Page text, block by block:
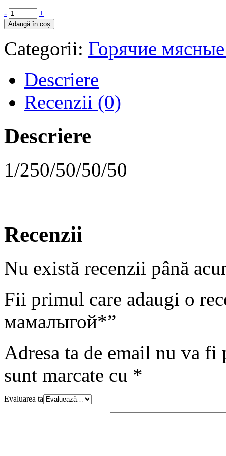
- +
Adaugă în coș
Categorii: Горячие
Descriere
Recenzii (0)
Descriere
1/250/50/50/50
Recenzii
Nu există recenzii până
Fii primul care adaugi o
мамалыгой*”
Adresa ta de email nu va fi
sunt marcate cu *
Evaluarea ta